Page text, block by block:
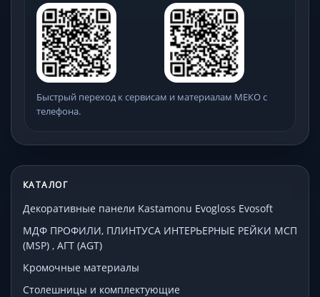
Быстрый переход к сервисам и материалам МЕКО с
телефона.
КАТАЛОГ
Декоративные панели Kastamonu Evogloss Evosoft
МДФ ПРОФИЛИ, ПЛИНТУСА ИНТЕРЬЕРНЫЕ РЕЙКИ МСП
(MSP) , АГТ (AGT)
Кромочные материалы
Столешницы и комплектующие